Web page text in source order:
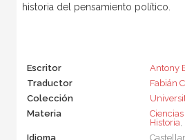
historia del pensamiento político.
Escritor
Antony
Traductor
Fabián
Colección
Materia
Historia,
Idioma